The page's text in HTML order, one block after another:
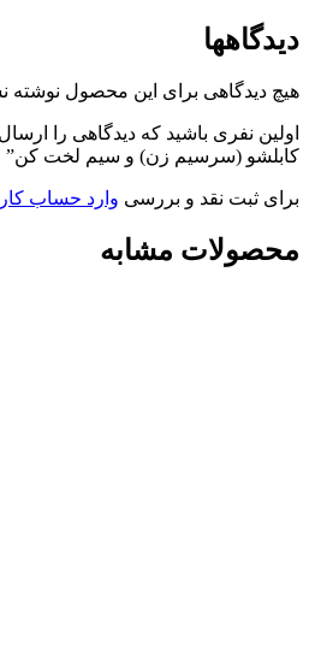
دیدگاهها
هیچ دیدگاهی برای این محصول
اولین نفری باشید که دیدگاهی را
کابلشو (سرسیم زن) و سیم لخت کن”
برای ثبت نقد و بررسی وارد حساب
محصولات مشابه